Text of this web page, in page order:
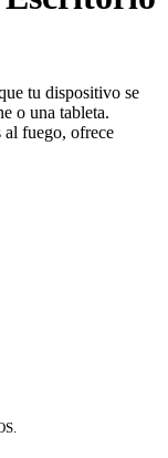
tu dispositivo se
o una tableta.
al fuego, ofrece